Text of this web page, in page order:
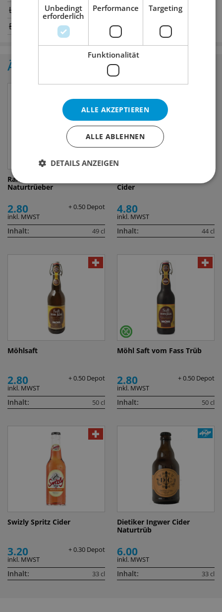
Luzern
Basel
Oerlikon
St. Gallen
Ähnliche Produkte
Ramseier Suure Moscht
Naturtrüeber
2.80
+ 0.50 Depot
inkl. MWST
Inhalt: 49 cl
Cider
4.80
inkl. MWST
Inhalt: 44 cl
Möhlsaft
2.80
+ 0.50 Depot
inkl. MWST
Inhalt: 50 cl
Möhl Saft vom Fass Trüb
2.80
+ 0.50 Depot
inkl. MWST
Inhalt: 50 cl
Swizly Spritz Cider
3.20
+ 0.30 Depot
inkl. MWST
Inhalt: 33 cl
Dietiker Ingwer Cider
Naturtrüb
6.00
inkl. MWST
Inhalt: 33 cl
Unbedingt
erforderlich
Performance Targeting
Funktionalität
ALLE AKZEPTIEREN
ALLE ABLEHNEN
DETAILS ANZEIGEN